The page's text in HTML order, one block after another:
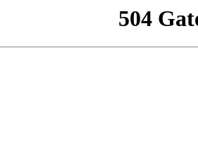
504